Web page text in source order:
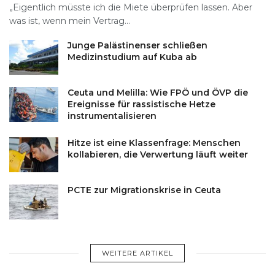
„Eigentlich müsste ich die Miete überprüfen lassen. Aber
was ist, wenn mein Vertrag...
Junge Palästinenser schließen
Medizinstudium auf Kuba ab
Ceuta und Melilla: Wie FPÖ und ÖVP die
Ereignisse für rassistische Hetze
instrumentalisieren
Hitze ist eine Klassenfrage: Menschen
kollabieren, die Verwertung läuft weiter
PCTE zur Migrationskrise in Ceuta
WEITERE ARTIKEL